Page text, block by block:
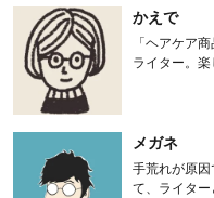
かえで
「ヘアケア
ライター。楽
メガネ
手荒れが原
て、ライタ